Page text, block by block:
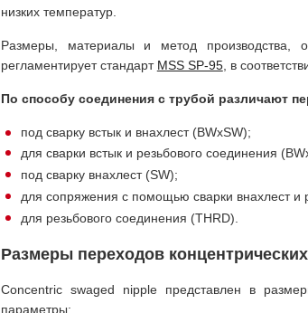
низких температур.
Размеры, материалы и метод производства,
регламентирует стандарт MSS SP-95, в
По способу соединения с трубой различают
под сварку встык и внахлест (BWхSW);
для сварки встык и резьбового соединения
под сварку внахлест (SW);
для сопряжения с помощью сварки внахлест и
для резьбового соединения (THRD).
Размеры переходов
Concentric swaged nipple представлен в
параметры: